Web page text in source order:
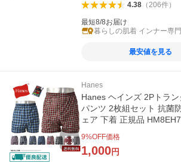
4.38（206件）
最短8/8お届け
暮らしの肌着 インナー専
最安値を見る
Hanes
Hanes ヘインズ 2Pトラ
パンツ 2枚組セット 抗菌
ェア 下着 正規品
9%OFF価格
1,000円